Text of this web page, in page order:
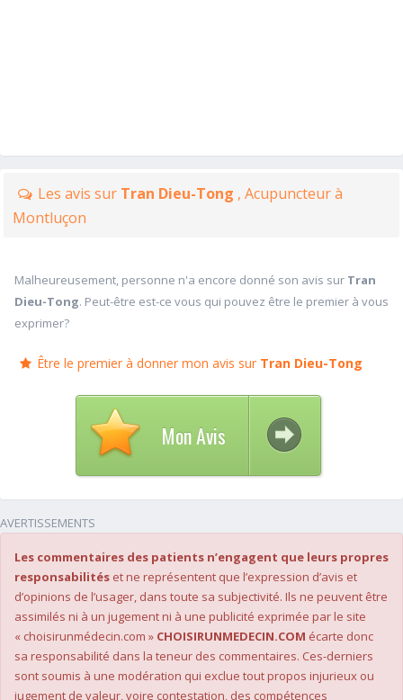
Les avis sur Tran Dieu-Tong , Acupuncteur à
Montluçon
Malheureusement, personne n'a encore donné son avis sur Tran
Dieu-Tong. Peut-être est-ce vous qui pouvez être le premier à vous
exprimer?
Être le premier à donner mon avis sur Tran Dieu-Tong
Mon Avis
AVERTISSEMENTS
Les commentaires des patients n’engagent que leurs propres
responsabilités et ne représentent que l’expression d’avis et
d’opinions de l’usager, dans toute sa subjectivité. Ils ne peuvent être
assimilés ni à un jugement ni à une publicité exprimée par le site
« choisirunmédecin.com » CHOISIRUNMEDECIN.COM écarte donc
sa responsabilité dans la teneur des commentaires. Ces-derniers
sont soumis à une modération qui exclue tout propos injurieux ou
jugement de valeur, voire contestation, des compétences